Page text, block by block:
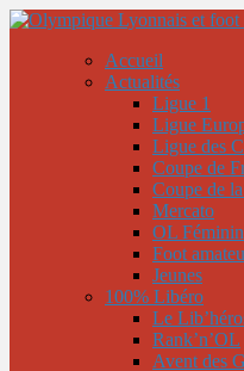
Accueil
Actualités
Ligue 1
Ligue
Ligue des
Coupe de
Coupe de
Mercato
OL Féminin
Foot
Jeunes
100% Libéro
Le
Rank’n’OL
Avent des